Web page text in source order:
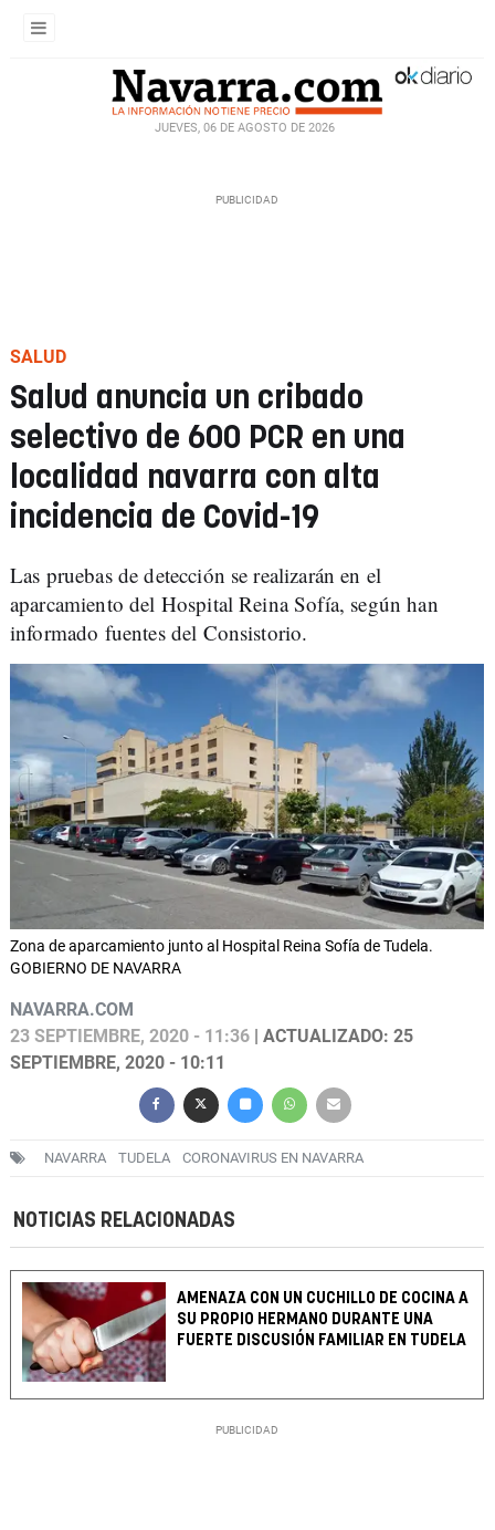
JUEVES, 06 DE AGOSTO DE 2026
SALUD
Salud anuncia un cribado
selectivo de 600 PCR en una
localidad navarra con alta
incidencia de Covid-19
Las pruebas de detección se realizarán en el
aparcamiento del Hospital Reina Sofía, según han
informado fuentes del Consistorio.
Zona de aparcamiento junto al Hospital Reina Sofía de Tudela.
GOBIERNO DE NAVARRA
NAVARRA.COM
23 SEPTIEMBRE, 2020 - 11:36 | ACTUALIZADO: 25
SEPTIEMBRE, 2020 - 10:11
NAVARRA TUDELA CORONAVIRUS EN NAVARRA
NOTICIAS RELACIONADAS
AMENAZA CON UN CUCHILLO DE COCINA A
SU PROPIO HERMANO DURANTE UNA
FUERTE DISCUSIÓN FAMILIAR EN TUDELA